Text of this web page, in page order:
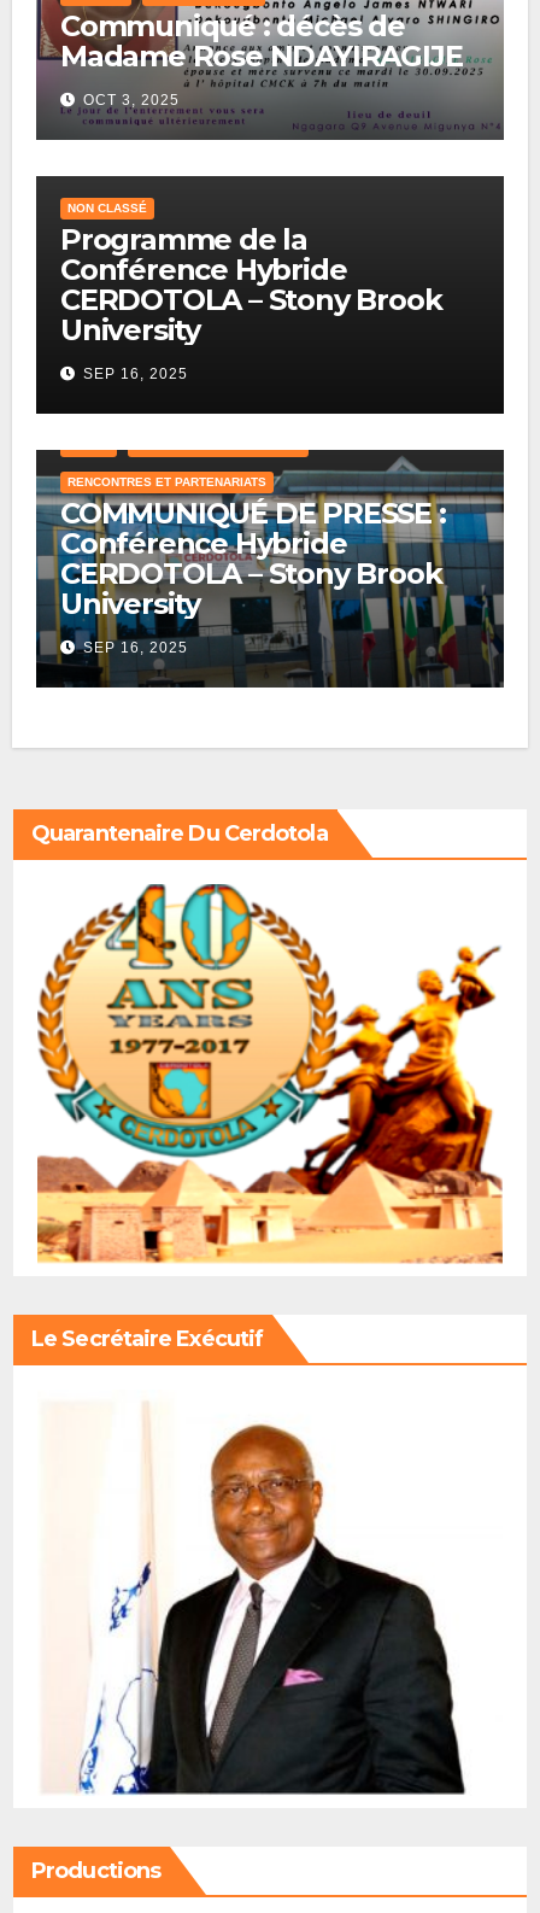
Communiqué : décès de
Madame Rose NDAYIRAGIJE
OCT 3, 2025
NON CLASSÉ
Programme de la
Conférence Hybride
CERDOTOLA – Stony Brook
University
SEP 16, 2025
RENCONTRES ET PARTENARIATS
COMMUNIQUÉ DE PRESSE :
Conférence Hybride
CERDOTOLA – Stony Brook
University
SEP 16, 2025
Quarantenaire Du Cerdotola
Le Secrétaire Exécutif
Productions